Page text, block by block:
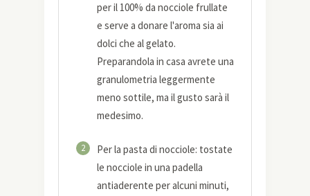
per il 100% da nocciole frullate
e serve a donare l'aroma sia ai
dolci che al gelato.
Preparandola in casa avrete una
granulometria leggermente
meno sottile, ma il gusto sarà il
medesimo.
2
Per la pasta di nocciole: tostate
le nocciole in una padella
antiaderente per alcuni minuti,